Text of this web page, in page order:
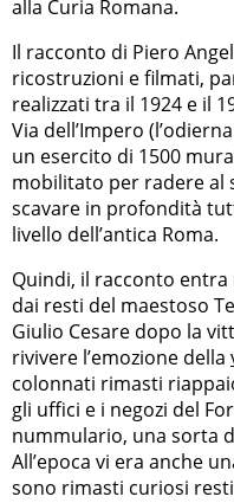
alla Curia Romana.
Il racconto di Piero
ricostruzioni e filmati,
realizzati tra il 1924 e il
Via dell’Impero
un esercito di 1500
mobilitato per radere al
scavare in profondità
livello dell’antica Roma.
Quindi, il racconto
dai resti del maestoso
Giulio Cesare dopo la
rivivere l’emozione della
colonnati rimasti
gli uffici e i negozi del
nummulario, una sorta
All’epoca vi era anche
sono rimasti curiosi